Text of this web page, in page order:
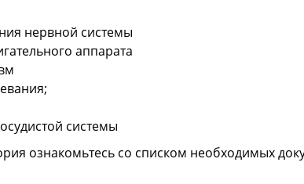
нервной системы
аппарата
системы
ознакомьтесь со списком необходимых